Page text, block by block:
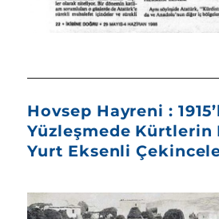
Hovsep Hayreni :
Yüzleşmede Kürtlerin
Yurt Eksenli